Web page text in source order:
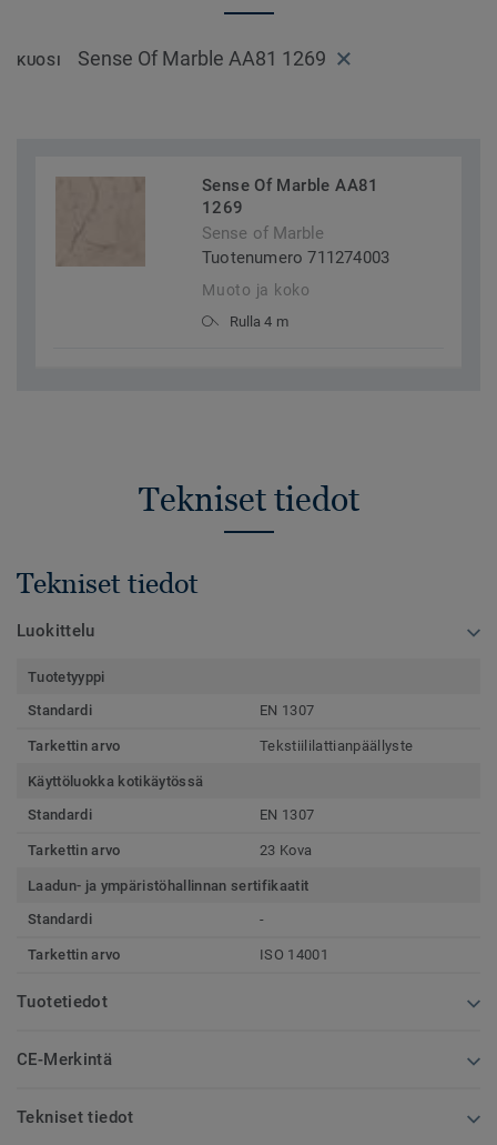
KUOSI Sense Of Marble AA81 1269
Sense Of Marble AA81
1269
Sense of Marble
Tuotenumero 711274003
Muoto ja koko
Rulla 4 m
Tekniset tiedot
Tekniset tiedot
Luokittelu
Tuotetyyppi
Standardi
EN 1307
Tarkettin arvo Tekstiililattianpäällyste
Käyttöluokka kotikäytössä
Standardi
EN 1307
Tarkettin arvo 23 Kova
Laadun- ja ympäristöhallinnan sertifikaatit
Standardi
-
Tarkettin arvo ISO 14001
Tuotetiedot
CE-Merkintä
Tekniset tiedot